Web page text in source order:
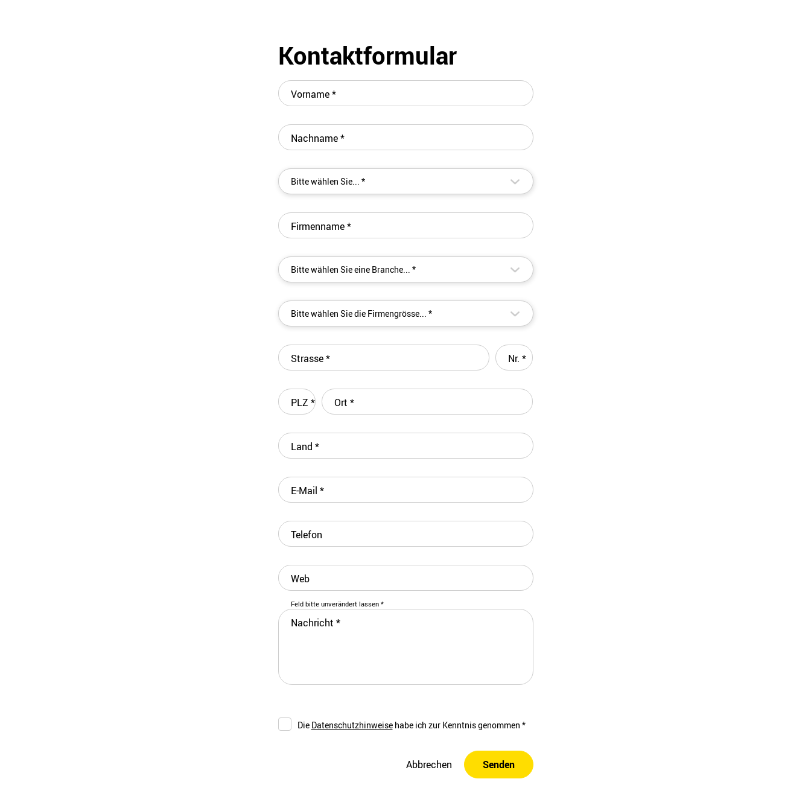
Kontaktformular
Vorname*
Nachname*
Bitte wählen Sie... *
Firmenname*
Bitte wählen Sie eine Branche... *
Bitte wählen Sie die Firmengrösse... *
Strasse* Nr.*
PLZ * Ort *
Land *
E-Mail *
Telefon
Web
Feld bitte unverändert lassen *
Nachricht *
Die Datenschutzhinweisehabe ich zur Kenntnis genommen *
Abbrechen Senden